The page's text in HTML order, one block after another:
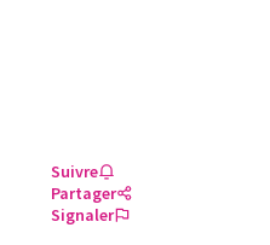
Suivre
Partager
Signaler